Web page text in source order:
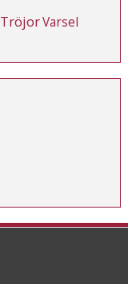
TröjorVarsel